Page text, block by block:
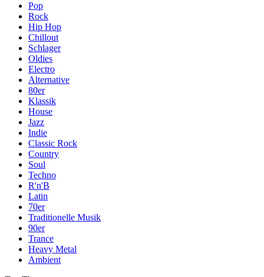
Pop
Rock
Hip Hop
Chillout
Schlager
Oldies
Electro
Alternative
80er
Klassik
House
Jazz
Indie
Classic Rock
Country
Soul
Techno
R'n'B
Latin
70er
Traditionelle Musik
90er
Trance
Heavy Metal
Ambient